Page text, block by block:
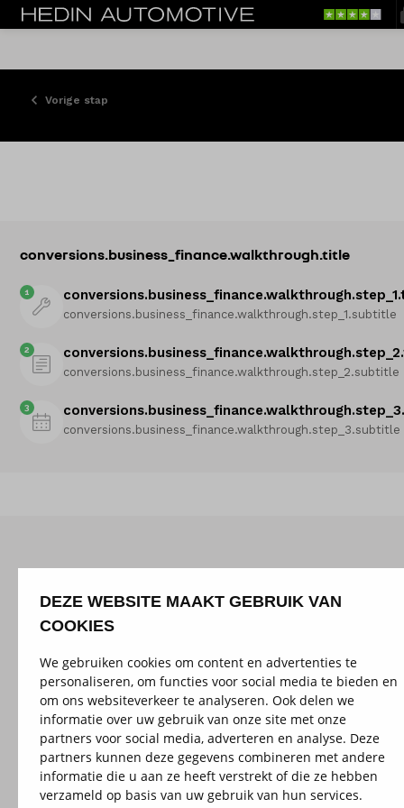
DEZE WEBSITE MAAKT GEBRUIK VAN
COOKIES
We gebruiken cookies om content en advertenties te
personaliseren, om functies voor social media te bieden en
om ons websiteverkeer te analyseren. Ook delen we
informatie over uw gebruik van onze site met onze
partners voor social media, adverteren en analyse. Deze
partners kunnen deze gegevens combineren met andere
informatie die u aan ze heeft verstrekt of die ze hebben
verzameld op basis van uw gebruik van hun services.
Vorige stap
conversions.business_finance.walkthrough.title
1
conversions.business_finance.walkthrough.step_1.subtitle
2
conversions.business_finance.walkthrough.step_2.subtitle
3
conversions.business_finance.walkthrough.step_3.subtitle